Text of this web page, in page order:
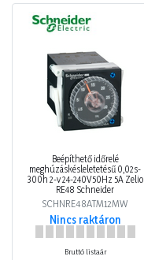
Beépíthető időrelé
meghúzáskésleletetésű 0,02s-
300h 2-v 24-240V50Hz 5A Zelio
RE48 Schneider
SCHNRE48ATM12MW
Nincs raktáron
Bruttó listaár